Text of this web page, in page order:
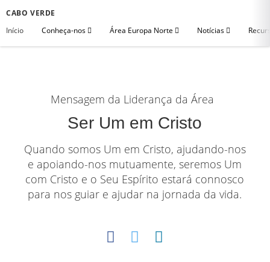
CABO VERDE
Início
Conheça-nos Área Europa Norte Notícias
Mensagem da Liderança da Área
Ser Um em Cristo
Quando somos Um em Cristo, ajudando-nos
e apoiando-nos mutuamente, seremos Um
com Cristo e o Seu Espírito estará connosco
para nos guiar e ajudar na jornada da vida.